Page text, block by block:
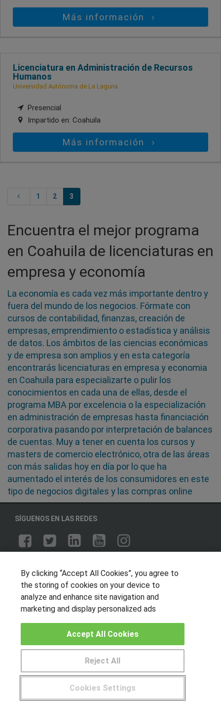
Más información
Licenciatura en Administración de Recursos
Humanos
Universidad Autónoma de La Laguna
Presencial
Impartido en: Coahuila
Más información
1 2 3
Encuentra el mejor programa
en Coahuila de licenciaturas en
empresa y economía
La economía es cada vez más importante dentro y
fuera del mundo de los negocios. Fórmate con
cursos de contabilidad, finanzas, creación de
empresas, emprendimiento o estadística y análisis
de datos. Los ámbitos de las ciencias económicas
y de empresa son amplios y en esta categoría
encontrarás licenciaturas en empresa y economia
en Coahuila para especializarte o pulir los
conocimientos en cada una de ellas, desde el
programa MBA por excelencia o la especialización
en administración de empresas hasta financiación
corporativa pasando por interpretación de balances
de cuentas. Muy a tener en cuenta los cursos y
masters de comercio electrónico, otra de las áreas
con más salidas hoy en día por lo que ha
aumentado el interés de los consumidores en este
tipo de negocios digitales y las compras online
SÍGUENOS EN LAS REDES
Muro de los idiomas
Hablemos de empleo
Locos por las becas
CENTROS DE FORMACIÓN
Aviso legal
By clicking “Accept All Cookies”, you agree to
the storing of cookies on your device to
analyze and enhance site navigation and
marketing and display personalized ads
Cookies Settings
Reject All
Accept All Cookies